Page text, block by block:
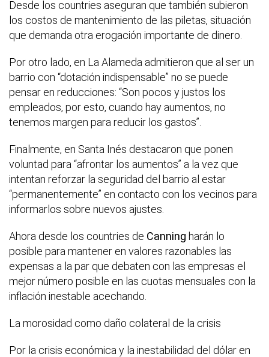
Desde los countries aseguran que también subieron
los costos de mantenimiento de las piletas, situación
que demanda otra erogación importante de dinero.
Por otro lado, en La Alameda admitieron que al ser un
barrio con “dotación indispensable” no se puede
pensar en reducciones: “Son pocos y justos los
empleados, por esto, cuando hay aumentos, no
tenemos margen para reducir los gastos”.
Finalmente, en Santa Inés destacaron que ponen
voluntad para “afrontar los aumentos” a la vez que
intentan reforzar la seguridad del barrio al estar
“permanentemente” en contacto con los vecinos para
informarlos sobre nuevos ajustes.
Ahora desde los countries de Canning harán lo
posible para mantener en valores razonables las
expensas a la par que debaten con las empresas el
mejor número posible en las cuotas mensuales con la
inflación inestable acechando.
La morosidad como daño colateral de la crisis
Por la crisis económica y la inestabilidad del dólar en